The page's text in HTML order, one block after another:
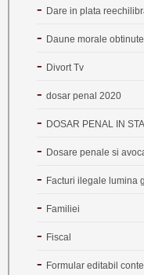
Dare in plata
Daune morale
Divort Tv
dosar penal 2020
DOSAR PENAL IN
Dosare penale si
Facturi ilegale lumina
Familiei
Fiscal
Formular editabil